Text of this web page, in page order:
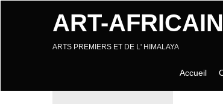
ART-
ARTS PREMIERS ET DE L' HIMALAYA
Accueil